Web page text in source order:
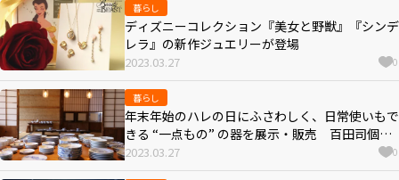
暮らし
ディズニーコレクション『美女と野獣』『シンデ
レラ』の新作ジュエリーが登場
2023.03.27 0
暮らし
年末年始のハレの日にふさわしく、日常使いもで
きる “一点もの” の器を展示・販売 百田司個展
『年越しのうつわ』開催
2023.03.27 0